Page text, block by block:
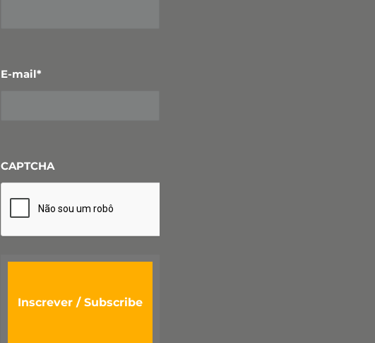
E-mail*
CAPTCHA